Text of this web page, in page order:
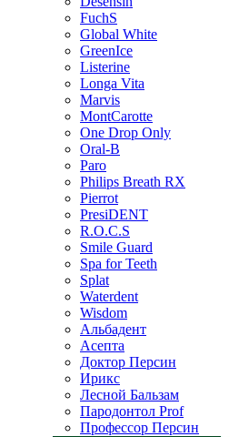
FuchS
Global White
GreenIce
Listerine
Longa Vita
Marvis
MontCarotte
One Drop Only
Oral-B
Paro
Philips Breath RX
Pierrot
PresiDENT
R.O.C.S
Smile Guard
Spa for Teeth
Splat
Waterdent
Wisdom
Альбадент
Асепта
Доктор Персин
Ирикс
Лесной Бальзам
Пародонтол Prof
Профессор Персин